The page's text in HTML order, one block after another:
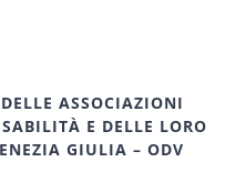
ASSOCIAZIONI
E DELLE LORO
GIULIA – ODV